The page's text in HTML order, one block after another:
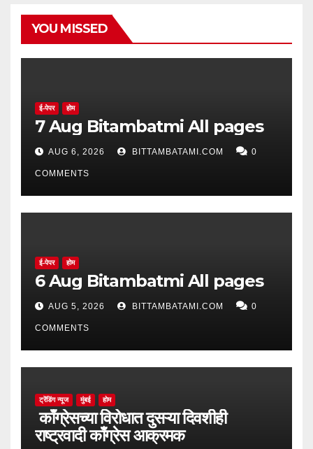
YOU MISSED
ई-पेपर होम
7 Aug Bitambatmi All pages
AUG 6, 2026 BITTAMBATAMI.COM 0
COMMENTS
ई-पेपर होम
6 Aug Bitambatmi All pages
AUG 5, 2026 BITTAMBATAMI.COM 0
COMMENTS
ट्रेंडिंग न्यूज मुंबई होम
काँग्रेसच्या विरोधात दुसऱ्या दिवशीही
राष्ट्रवादी काँग्रेस आक्रमक